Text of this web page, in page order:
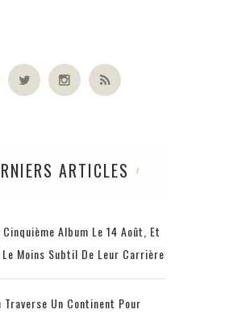
ARTICLES
Album Le 14 Août, Et
Moins Subtil De Leur Carrière
Un Continent Pour